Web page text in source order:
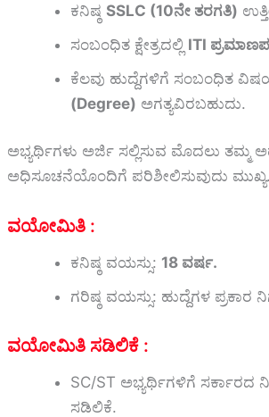
ಕನಿಷ್ಠ SSLC (10ನೇ ತರಗತಿ)
ಸಂಬಂಧಿತ ಕ್ಷೇತ್ರದಲ್ಲಿ ITI
ಕೆಲವು ಹುದ್ದೆಗಳಿಗೆ ಸಂಬಂಧಿತ
(Degree) ಅಗತ್ಯವಿರಬಹುದು.
ಅಭ್ಯರ್ಥಿಗಳು ಅರ್ಜಿ ಸಲ್ಲಿಸುವ ಮೊದಲು ತಮ್ಮ
ಅಧಿಸೂಚನೆಯೊಂದಿಗೆ ಪರಿಶೀಲಿಸುವುದು ಮುಖ್ಯ.
ವಯೋಮಿತಿ :
ಕನಿಷ್ಠ ವಯಸ್ಸು: 18 ವರ್ಷ.
ಗರಿಷ್ಠ ವಯಸ್ಸು: ಹುದ್ದೆಗಳ ಪ್ರಕಾರ
ವಯೋಮಿತಿ ಸಡಿಲಿಕೆ :
SC/ST ಅಭ್ಯರ್ಥಿಗಳಿಗೆ ಸರ್ಕಾರದ
ಸಡಿಲಿಕೆ.